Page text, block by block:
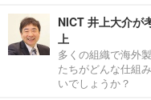
NICT 井上大介が
上
多くの組織で海外
たちがどんな仕組
いでしょうか？